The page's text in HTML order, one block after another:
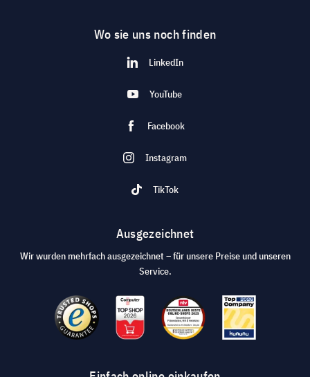
Wo sie uns noch finden
LinkedIn
YouTube
Facebook
Instagram
TikTok
Ausgezeichnet
Wir wurden mehrfach ausgezeichnet – für unsere Preise und unseren
Service.